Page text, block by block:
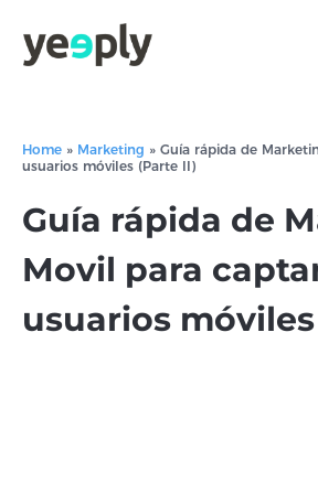
Home » Marketing » Guía rápida de
usuarios móviles (Parte II)
Guía rápida de
Movil para
usuarios